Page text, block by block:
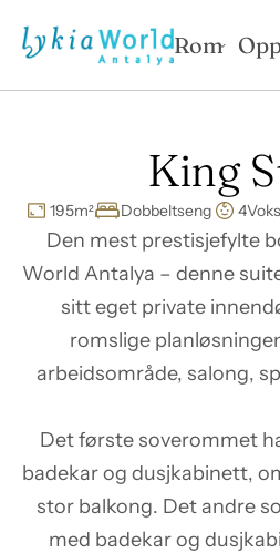
Rom
King
195m² Dobbeltseng 4
Den mest prestisjefylte
World Antalya – denne
sitt eget private
romslige
arbeidsområde, salong,
Det første soverommet
badekar og dusjkabinett,
stor balkong. Det andre
med badekar og